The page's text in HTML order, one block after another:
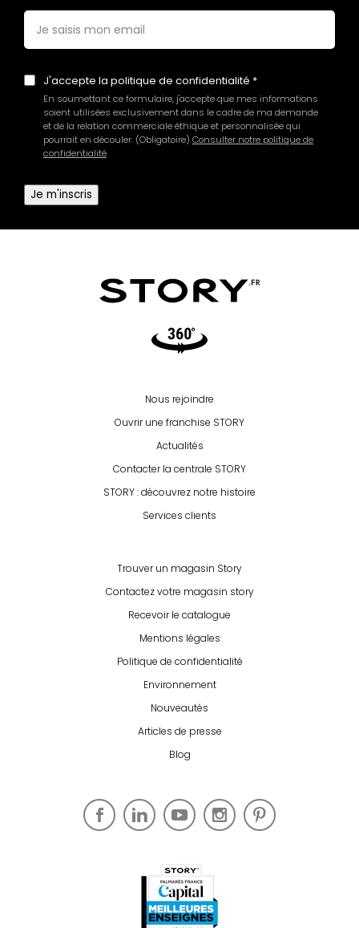
E-
mail
*
J'accepte la politique de confidentialité
En soumettant ce formulaire, j'accepte que mes informations
soient utilisées exclusivement dans le cadre de ma demande
et de la relation commerciale éthique et personnalisée qui
pourrait en découler. (Obligatoire) Consulter notre politique de
confidentialité
Je m'inscris
Video360
Nous rejoindre
Ouvrir une franchise STORY
Actualités
Contacter la centrale STORY
STORY : découvrez notre histoire
Services clients
Trouver un magasin Story
Contactez votre magasin story
Recevoir le catalogue
Mentions légales
Politique de confidentialité
Environnement
Nouveautés
Articles de presse
Blog